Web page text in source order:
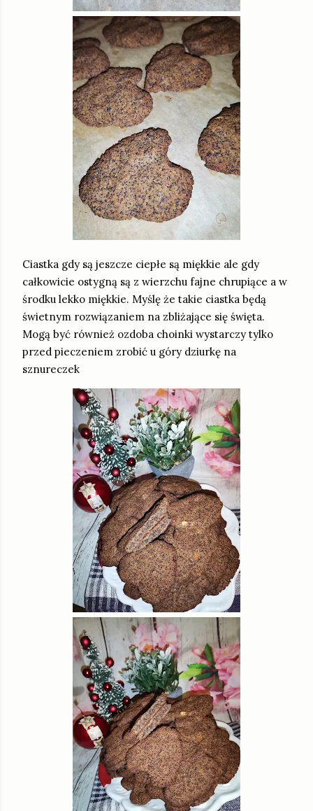
Ciastka gdy są jeszcze ciepłe są miękkie ale gdy
całkowicie ostygną są z wierzchu fajne chrupiące a w
środku lekko miękkie. Myślę że takie ciastka będą
świetnym rozwiązaniem na zbliżające się święta.
Mogą być również ozdoba choinki wystarczy tylko
przed pieczeniem zrobić u góry dziurkę na
sznureczek